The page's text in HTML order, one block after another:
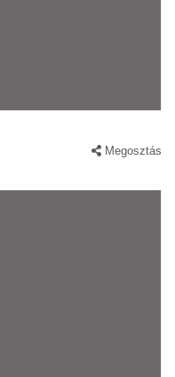
Megosztás